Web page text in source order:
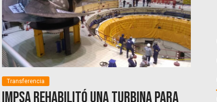
Transferencia
IMPSA rehabilitó una turbina para